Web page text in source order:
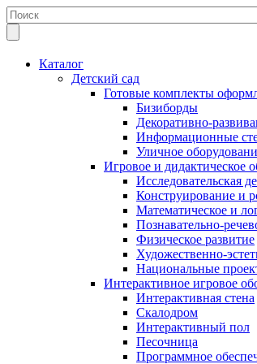
Каталог
Детский сад
Готовые комплекты
Бизиборды
Декоративно-
Информационные
Уличное
Игровое и дидактическое
Исследовательская
Конструирование и
Математическое и
Познавательно-
Физическое развитие
Художественно-
Национальные
Интерактивное игровое
Интерактивная стена
Скалодром
Интерактивный пол
Песочница
Программное